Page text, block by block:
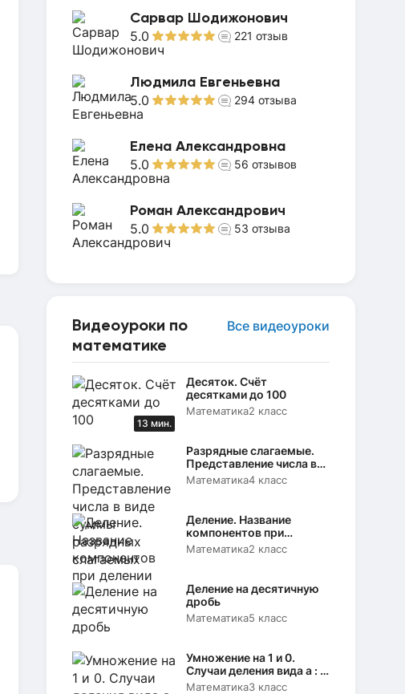
Сарвар Шодижонович
5.0 221 отзыв
Людмила Евгеньевна
5.0 294 отзыва
Елена Александровна
5.0 56 отзывов
Роман Александрович
5.0 53 отзыва
Видеоуроки по
математике
Все видеоуроки
13 мин.
Десяток. Счёт
десятками до 100
Математика2 класс
Разрядные слагаемые.
Представление числа в
виде суммы разрядных
Математика4 класс
Деление. Название
компонентов при
делении
Математика2 класс
Деление на десятичную
дробь
Математика5 класс
Умножение на 1 и 0.
Случаи деления вида а : а,
а : 1, 0 : а
Математика3 класс